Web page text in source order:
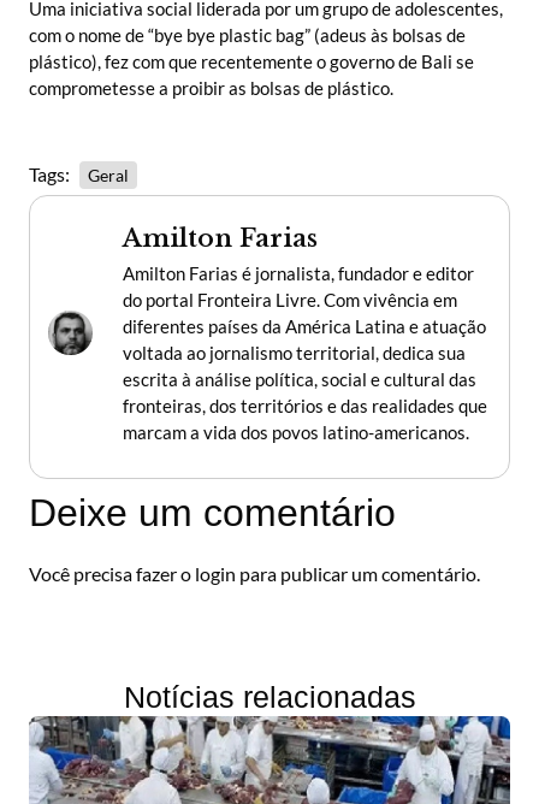
Uma iniciativa social liderada por um grupo de adolescentes,
com o nome de “bye bye plastic bag” (adeus às bolsas de
plástico), fez com que recentemente o governo de Bali se
comprometesse a proibir as bolsas de plástico.
Tags: Geral
Amilton Farias
Amilton Farias é jornalista, fundador e editor
do portal Fronteira Livre. Com vivência em
diferentes países da América Latina e atuação
voltada ao jornalismo territorial, dedica sua
escrita à análise política, social e cultural das
fronteiras, dos territórios e das realidades que
marcam a vida dos povos latino-americanos.
Deixe um comentário
Você precisa fazer o login para publicar um comentário.
Notícias relacionadas